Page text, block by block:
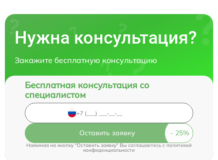
Нужна консультация?
Закажите бесплатную консультацию
Бесплатная консультация со
специалистом
Оставить заявку
Нажимая на кнопку "Оставить заявку" Вы соглашаетесь c политикой
конфиденциальности